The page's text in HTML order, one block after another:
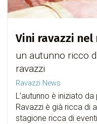
Vini ravazzi nel
un autunno ricco
ravazzi
Ravazzi News
L’autunno è iniziato
Ravazzi è già ricca di
stagione ricca di